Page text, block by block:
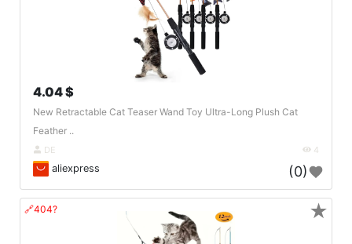
4.04 $
New Retractable Cat Teaser Wand Toy Ultra-Long Plush Cat
Feather ..
DE 4
aliexpress (0)
🔗404? ★